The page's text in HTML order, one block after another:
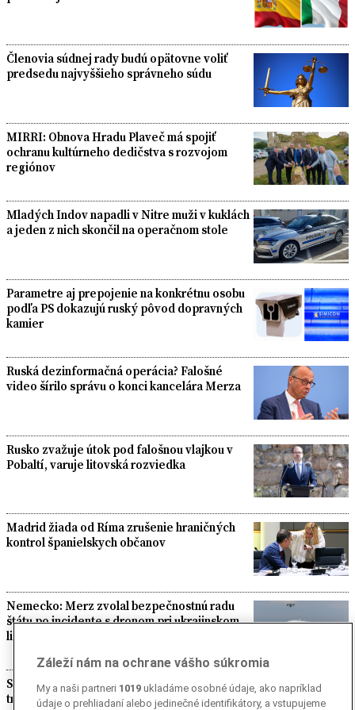
Členovia súdnej rady budú opätovne voliť
predsedu najvyššieho správneho súdu
MIRRI: Obnova Hradu Plaveč má spojiť
ochranu kultúrneho dedičstva s rozvojom
regiónov
Mladých Indov napadli v Nitre muži v kuklách
a jeden z nich skončil na operačnom stole
Parametre aj prepojenie na konkrétnu osobu
podľa PS dokazujú ruský pôvod dopravných
kamier
Ruská dezinformačná operácia? Falošné
video šírilo správu o konci kancelára Merza
Rusko zvažuje útok pod falošnou vlajkou v
Pobaltí, varuje litovská rozviedka
Madrid žiada od Ríma zrušenie hraničných
kontrol španielskych občanov
Nemecko: Merz zvolal bezpečnostnú radu
štátu po incidente s dronom pri ukrajinskom
lietadle
Saudská Arábia, Pakistan a Turecko podpísali
trojstrannú obrannú dohodu
Záleží nám na ochrane vášho súkromia
My a naši partneri 1019 ukladáme osobné údaje, ako napríklad
údaje o prehliadaní alebo jedinečné identifikátory, a vstupujeme